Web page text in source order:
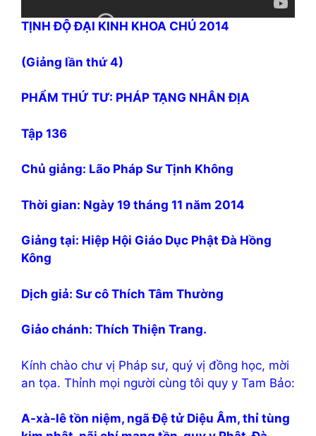
TỊNH ĐỘ ĐẠI KINH KHOA CHÚ 2014
(Giảng lần thứ 4)
PHẨM THỨ TƯ: PHÁP TẠNG NHÂN ĐỊA
Tập 136
Chủ giảng: Lão Pháp Sư Tịnh Không
Thời gian: Ngày 19 tháng 11 năm 2014
Giảng tại: Hiệp Hội Giáo Dục Phật Đà Hồng
Kông
Dịch giả: Sư cô Thích Tâm Thường
Giảo chánh: Thích Thiện Trang.
Kính chào chư vị Pháp sư, quý vị đồng học, mời
an tọa. Thỉnh mọi người cùng tôi quy y Tam Bảo:
A-xà-lê tồn niệm, ngã Đệ tử Diệu Âm, thỉ tùng